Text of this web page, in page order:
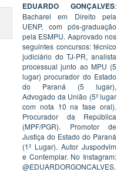
EDUARDO GONÇALVES:
Bacharel em Direito pela
UENP, com pós-graduação
pela ESMPU. Aaprovado nos
seguintes concursos: técnico
judiciário do TJ-PR, analista
processual junto ao MPU (5
lugar) procurador do Estado
do Paraná (5 lugar),
Advogado da União (5º lugar
com nota 10 na fase oral).
Procurador da República
(MPF/PGR). Promotor de
Justiça do Estado do Paraná
(1º Lugar). Autor Juspodvim
e Contemplar. No Instagram:
@EDUARDORGONCALVES.